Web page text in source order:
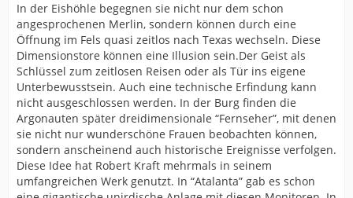
In der Eishöhle begegnen sie nicht nur dem schon
angesprochenen Merlin, sondern können durch eine
Öffnung im Fels quasi zeitlos nach Texas wechseln. Diese
Dimensionstore können eine Illusion sein.Der Geist als
Schlüssel zum zeitlosen Reisen oder als Tür ins eigene
Unterbewusstsein. Auch eine technische Erfindung kann
nicht ausgeschlossen werden. In der Burg finden die
Argonauten später dreidimensionale “Fernseher”, mit denen
sie nicht nur wunderschöne Frauen beobachten können,
sondern anscheinend auch historische Ereignisse verfolgen.
Diese Idee hat Robert Kraft mehrmals in seinem
umfangreichen Werk genutzt. In “Atalanta” gab es schon